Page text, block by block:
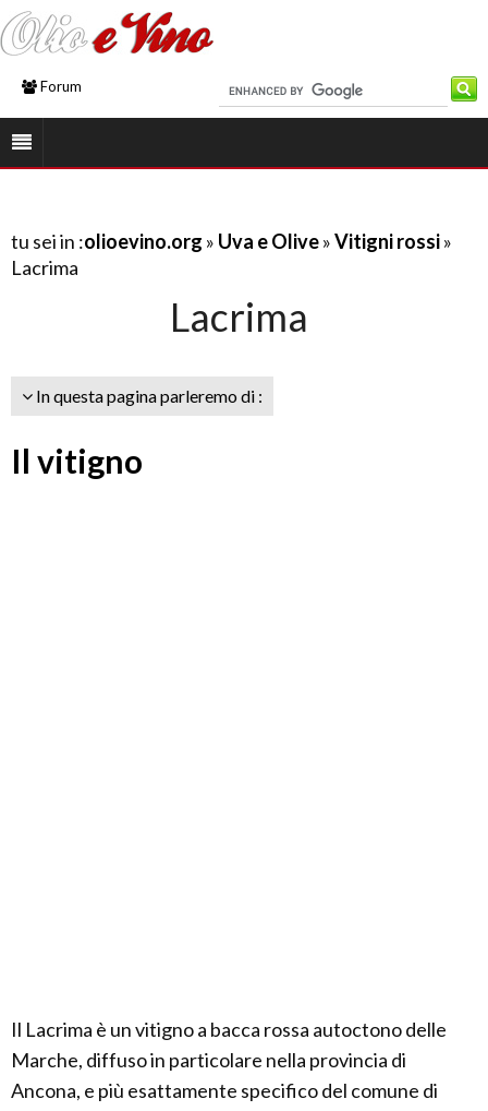
Forum
tu sei in :olioevino.org » Uva e Olive»Vitigni rossi»
Lacrima
Lacrima
In questa pagina parleremo di :
Il vitigno
Il Lacrima è un vitigno a bacca rossa autoctono delle
Marche, diffuso in particolare nella provincia di
Ancona, e più esattamente specifico del comune di